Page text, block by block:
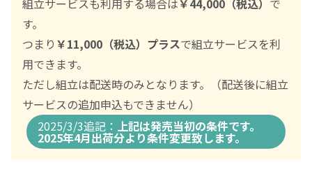
組立サービスも利用する場合は￥44,000（税込） で
す。
つまり ￥11,000（税込）プラスで組立サービスを利
用できます。
ただし組立は配送時のみとなります。（配送後に組立
サービスの追加申込もできません）
2025/3/3追記： 上記は発売当初の条件です。
2025年4月出荷分より条件変更致します。